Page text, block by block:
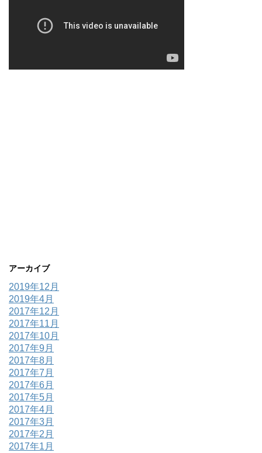
アーカイブ
2019年12月
2019年4月
2017年12月
2017年11月
2017年10月
2017年9月
2017年8月
2017年7月
2017年6月
2017年5月
2017年4月
2017年3月
2017年2月
2017年1月